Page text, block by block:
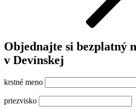
Objednajte si bezplatný
v Devínskej
krstné meno
priezvisko